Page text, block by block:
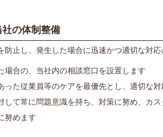
の体制整備
止し、発生した場合に迅速かつ適切な対
場合の、当社内の相談窓口を設置します
った従業員等のケアを最優先とし、適切な対
して常に問題意識を持ち、対策に努め、カ
努めます